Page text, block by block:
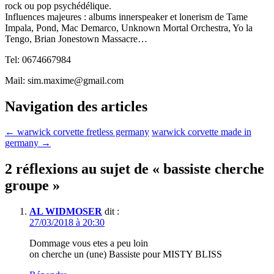
rock ou pop psychédélique.
Influences majeures : albums innerspeaker et lonerism de Tame
Impala, Pond, Mac Demarco, Unknown Mortal Orchestra, Yo la
Tengo, Brian Jonestown Massacre…
Tel: 0674667984
Mail: sim.maxime@gmail.com
Navigation des articles
← warwick corvette fretless germany warwick corvette made in
germany →
2 réflexions au sujet de « bassiste cherche
groupe »
AL WIDMOSER dit :
27/03/2018 à 20:30
Dommage vous etes a peu loin
on cherche un (une) Bassiste pour MISTY BLISS